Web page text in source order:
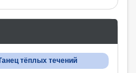
тёплых течений